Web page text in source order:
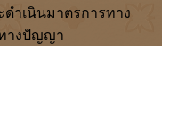
ดำเนินมาตรการทาง
างปัญญา